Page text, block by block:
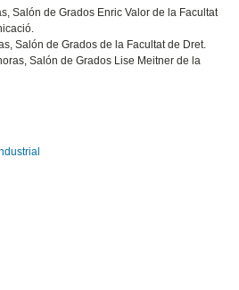
Salón de Grados Enric Valor de la Facultat
Salón de Grados de la Facultat de Dret.
Salón de Grados Lise Meitner de la